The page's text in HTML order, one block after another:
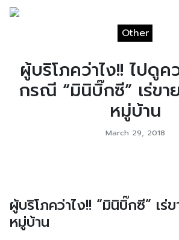
Other
ผู้บริโภคว่าไง!! ไปดูค
กรณี “มินิบิ๊กซี” เร่ขา
หมู่บ้าน
March 29, 2018
ผู้บริโภคว่าไง!! “มินิบิ๊กซี” เร่
หมู่บ้าน